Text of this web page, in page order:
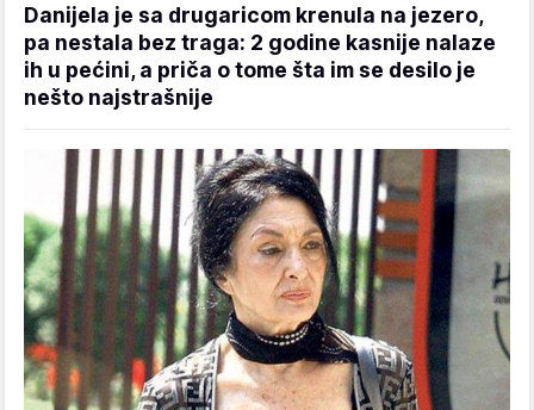
Danijela je sa drugaricom krenula na jezero,
pa nestala bez traga: 2 godine kasnije nalaze
ih u pećini, a priča o tome šta im se desilo je
nešto najstrašnije